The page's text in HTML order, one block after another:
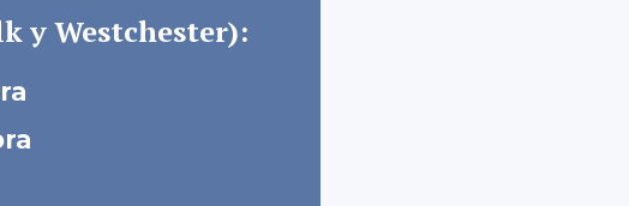
y Westchester):